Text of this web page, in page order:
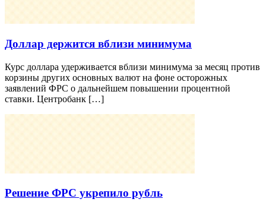
Доллар держится вблизи минимума
Курс доллара удерживается вблизи минимума за месяц против
корзины других основных валют на фоне осторожных
заявлений ФРС о дальнейшем повышении процентной
ставки. Центробанк […]
Решение ФРС укрепило рубль